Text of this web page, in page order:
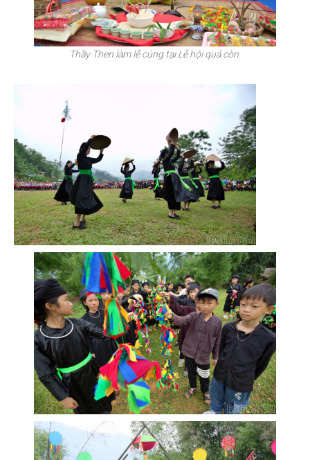
Thầy Then làm lễ cúng tại Lễ hội quả còn.